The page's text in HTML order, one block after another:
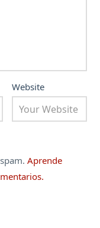
Website
spam.Aprende